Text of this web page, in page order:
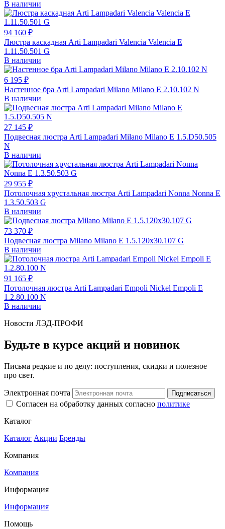
В наличии
94 160 ₽
Люстра каскадная Arti Lampadari Valencia Valencia E
1.11.50.501 G
В наличии
6 195 ₽
Настенное бра Arti Lampadari Milano Milano E 2.10.102 N
В наличии
27 145 ₽
Подвесная люстра Arti Lampadari Milano Milano E 1.5.D50.505
N
В наличии
29 955 ₽
Потолочная хрустальная люстра Arti Lampadari Nonna Nonna E
1.3.50.503 G
В наличии
73 370 ₽
Подвесная люстра Milano Milano E 1.5.120x30.107 G
В наличии
91 165 ₽
Потолочная люстра Arti Lampadari Empoli Nickel Empoli E
1.2.80.100 N
В наличии
Новости ЛЭД-ПРОФИ
Будьте в курсе акций и новинок
Письма редкие и по делу: поступления, скидки и полезное
про свет.
Электронная почта Подписаться
Согласен на обработку данных согласно политике
Каталог
Каталог Акции Бренды
Компания
Компания
Информация
Информация
Помощь